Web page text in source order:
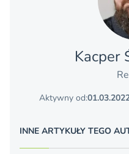
Kacper
Aktywny od:
INNE ARTYKUŁY TEGO